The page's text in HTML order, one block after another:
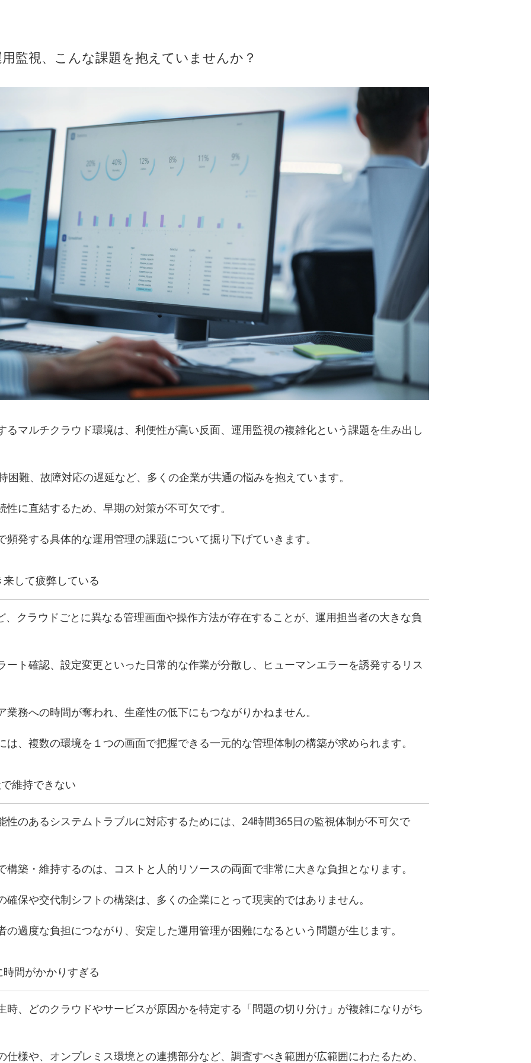
監視、こんな課題を抱えていませんか？
るマルチクラウド環境は、利便性が高い反面、運用監視の複雑化という課題を生み出し
難、故障対応の遅延など、多くの企業が共通の悩みを抱えています。
に直結するため、早期の対策が不可欠です。
発する具体的な運用管理の課題について掘り下げていきます。
して疲弊している
クラウドごとに異なる管理画面や操作方法が存在することが、運用担当者の大きな負
ート確認、設定変更といった日常的な作業が分散し、ヒューマンエラーを誘発するリス
務への時間が奪われ、生産性の低下にもつながりかねません。
、複数の環境を１つの画面で把握できる一元的な管理体制の構築が求められます。
維持できない
性のあるシステムトラブルに対応するためには、24時間365日の監視体制が不可欠で
築・維持するのは、コストと人的リソースの両面で非常に大きな負担となります。
保や交代制シフトの構築は、多くの企業にとって現実的ではありません。
過度な負担につながり、安定した運用管理が困難になるという問題が生じます。
間がかかりすぎる
時、どのクラウドやサービスが原因かを特定する「問題の切り分け」が複雑になりがち
様や、オンプレミス環境との連携部分など、調査すべき範囲が広範囲にわたるため、